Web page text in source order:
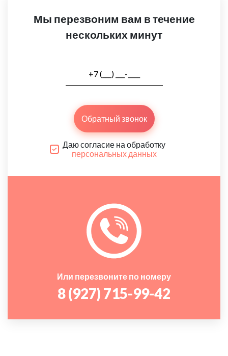
Мы перезвоним вам в течение
нескольких минут
Обратный звонок
Даю согласие на обработку
персональных данных
Или перезвоните по номеру
8 (927) 715-99-42